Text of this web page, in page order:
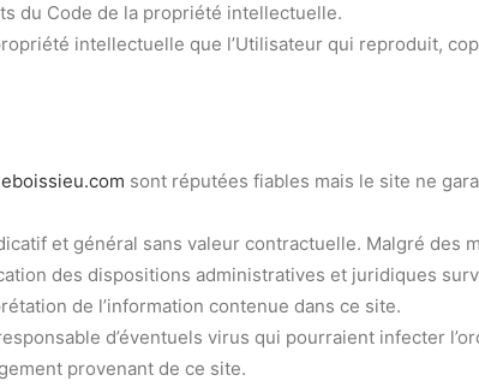
du Code de la propriété intellectuelle.
intellectuelle que l’Utilisateur qui reproduit,
sont réputées fiables mais le site ne
et général sans valeur contractuelle. Malgré des
des dispositions administratives et juridiques
de l’information contenue dans ce site.
d’éventuels virus qui pourraient infecter
provenant de ce site.